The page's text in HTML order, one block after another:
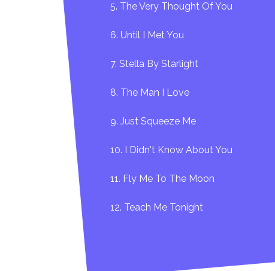
5. The Very Thought Of You
6. Until I Met You
7. Stella By Starlight
8. The Man I Love
9. Just Squeeze Me
10. I Didn't Know About You
11. Fly Me To The Moon
12. Teach Me Tonight